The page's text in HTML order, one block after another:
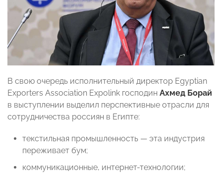
В свою очередь исполнительный директор Egyptian
Exporters Association Expolink господин Ахмед Борай
в выступлении выделил перспективные отрасли для
сотрудничества россиян в Египте:
текстильная промышленность — эта индустрия
переживает бум;
коммуникационные, интернет-технологии;